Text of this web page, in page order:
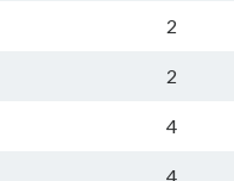
2
2
4
4